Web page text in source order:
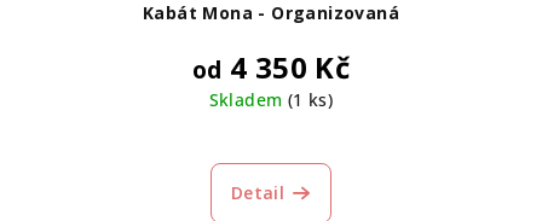
Kabát Mona - Organizovaná
od 4 350 Kč
Skladem (1 ks)
Detail